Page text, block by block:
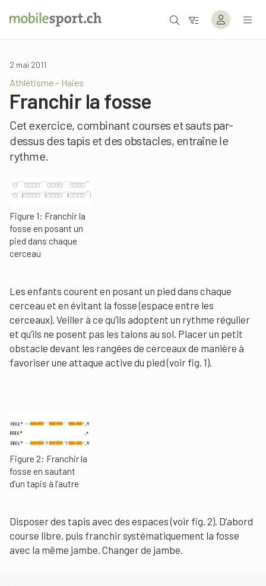
2 mai 2011
Athlétisme – Haies
Franchir la fosse
Cet exercice, combinant courses et sauts par-
dessus des tapis et des obstacles, entraîne le
rythme.
Figure 1: Franchir la
fosse en posant un
pied dans chaque
cerceau
Les enfants courent en posant un pied dans chaque
cerceau et en évitant la fosse (espace entre les
cerceaux). Veiller à ce qu’ils adoptent un rythme régulier
et qu’ils ne posent pas les talons au sol. Placer un petit
obstacle devant les rangées de cerceaux de manière à
favoriser une attaque active du pied (voir fig. 1).
Figure 2: Franchir la
fosse en sautant
d’un tapis à l’autre
Disposer des tapis avec des espaces (voir fig. 2). D’abord
course libre, puis franchir systématiquement la fosse
avec la même jambe. Changer de jambe.